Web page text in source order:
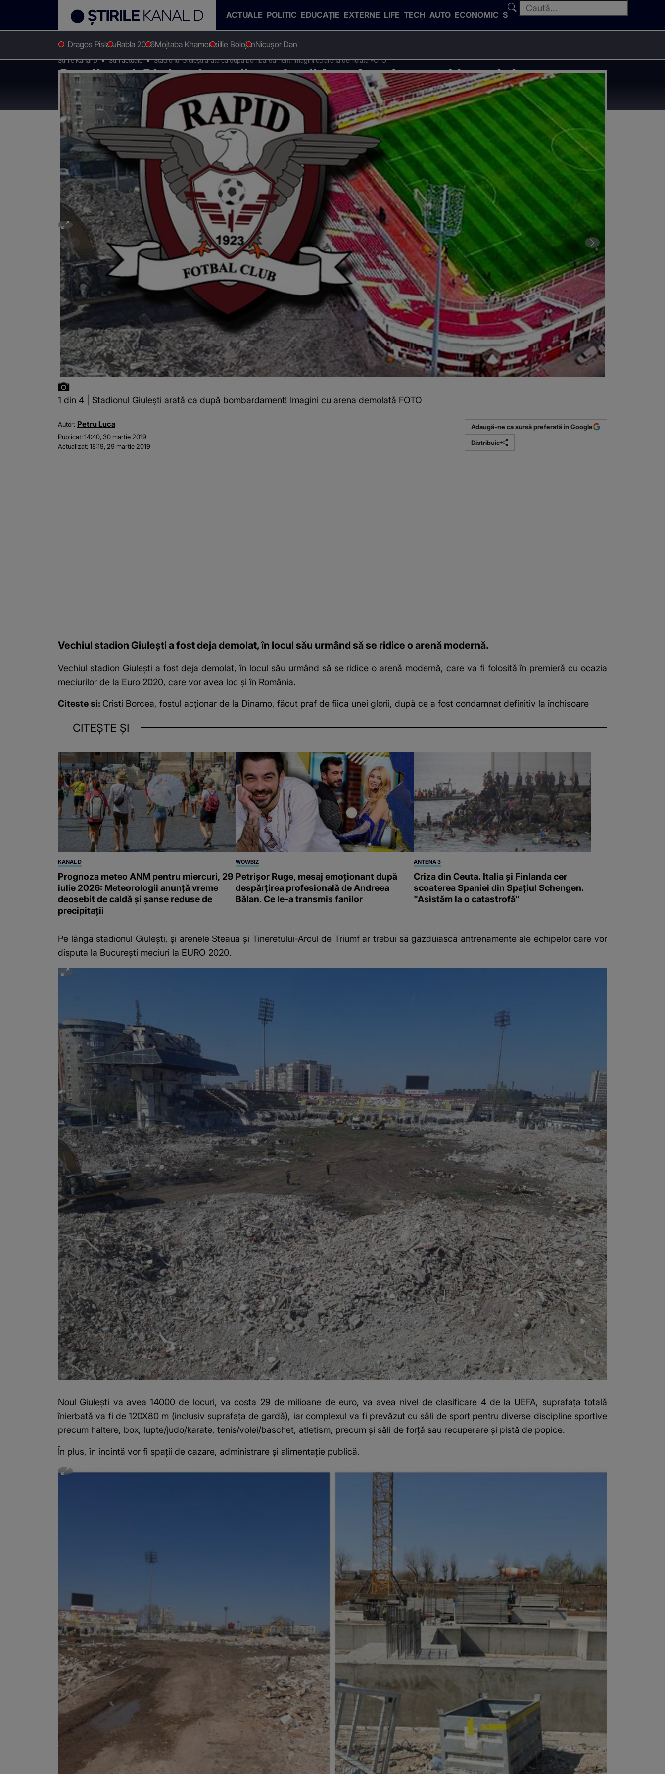
ACTUALE POLITIC EDUCAȚIE EXTERNE LIFE TECH AUTO ECONOMIC SPORT
Dragos PislaruRabla 2026Mojtaba KhameneiIlie BolojanNicușor Dan
Stirile Kanal D Stiri actuale Stadionul Giulești arată ca după bombardament! Imagini cu arena demolată FOTO
Stadionul Giulești arată ca după bombardament! Imagini cu
arena demolată FOTO
1 din 4 | Stadionul Giulești arată ca după bombardament! Imagini cu arena demolată FOTO
Autor: Petru Luca
Publicat:14:40, 30 martie 2019
Actualizat:18:19, 29 martie 2019
Adaugă-ne ca sursă preferată în Google
Distribuie
Vechiul stadion Giulești a fost deja demolat, în locul său urmând să se ridice o arenă modernă.
Vechiul stadion Giulești a fost deja demolat, în locul său urmând să se ridice o arenă modernă, care va fi folosită în premieră cu ocazia
meciurilor de la Euro 2020, care vor avea loc și în România.
Citeste si: Cristi Borcea, fostul acționar de la Dinamo, făcut praf de fiica unei glorii, după ce a fost condamnat definitiv la închisoare
CITEȘTE ȘI
KANAL D
Prognoza meteo ANM pentru miercuri, 29
iulie 2026: Meteorologii anunță vreme
deosebit de caldă și șanse reduse de
precipitații
WOWBIZ
Petrișor Ruge, mesaj emoționant după
despărțirea profesională de Andreea
Bălan. Ce le-a transmis fanilor
ANTENA 3
Criza din Ceuta. Italia și Finlanda cer
scoaterea Spaniei din Spațiul Schengen.
"Asistăm la o catastrofă"
Pe lângă stadionul Giulești, și arenele Steaua și Tineretului-Arcul de Triumf ar trebui să găzduiască antrenamente ale echipelor care vor
disputa la Bucureşti meciuri la EURO 2020.
Noul Giulești va avea 14000 de locuri, va costa 29 de milioane de euro, va avea nivel de clasificare 4 de la UEFA, suprafaţa totală
înierbată va fi de 120X80 m (inclusiv suprafaţa de gardă), iar complexul va fi prevăzut cu săli de sport pentru diverse discipline sportive
precum haltere, box, lupte/judo/karate, tenis/volei/baschet, atletism, precum şi săli de forţă sau recuperare şi pistă de popice.
În plus, în incintă vor fi spații de cazare, administrare și alimentație publică.